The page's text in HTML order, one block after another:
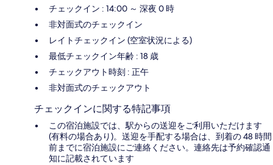
チェックイン : 14:00 ～ 深夜 0 時
非対面式のチェックイン
レイトチェックイン (空室状況による)
最低チェックイン年齢 : 18 歳
チェックアウト時刻 : 正午
非対面式のチェックアウト
チェックインに関する特記事項
この宿泊施設では、駅からの送迎をご利用いただけます
(有料の場合あり)。送迎を手配する場合は、到着の 48 時間
前までに宿泊施設にご連絡ください。連絡先は予約確認通
知に記載されています